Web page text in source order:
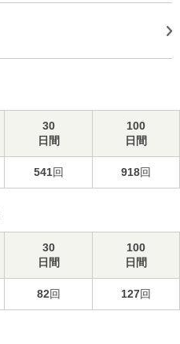
30
日間
100
日間
541回 918回
30
日間
100
日間
82回 127回